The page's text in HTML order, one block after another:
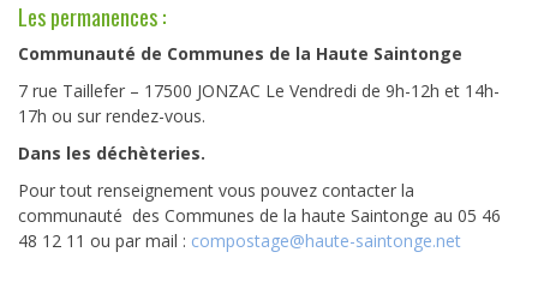
Les permanences :
Communauté de Communes de la Haute Saintonge
7 rue Taillefer – 17500 JONZAC Le Vendredi de 9h-12h et 14h-
17h ou sur rendez-vous.
Dans les déchèteries.
Pour tout renseignement vous pouvez contacter la
communauté des Communes de la haute Saintonge au 05 46
48 12 11 ou par mail : compostage@haute-saintonge.net